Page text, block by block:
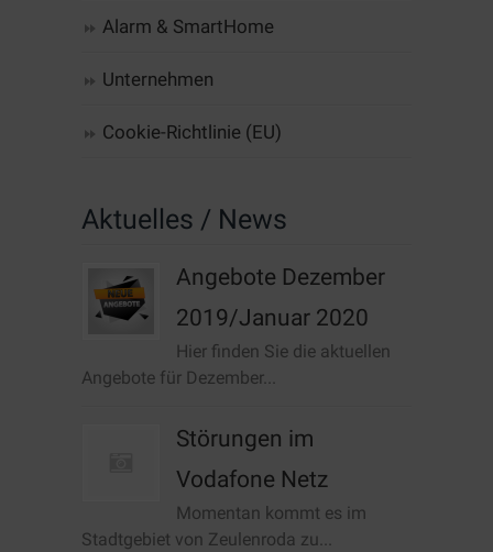
Alarm & SmartHome
Unternehmen
Cookie-Richtlinie (EU)
Aktuelles / News
Angebote Dezember
2019/Januar 2020
Hier finden Sie die aktuellen
Angebote für Dezember...
Störungen im
Vodafone Netz
Momentan kommt es im
Stadtgebiet von Zeulenroda zu...